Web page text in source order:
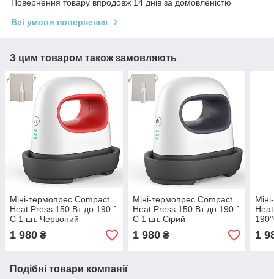
Повернення товару впродовж 14 днів за домовленістю
Всі умови повернення
З цим товаром також замовляють
Міні-термопрес Compact
Heat Press 150 Вт до 190 °
C 1 шт. Червоний
1 980 ₴
Міні-термопрес Compact
Heat Press 150 Вт до 190 °
C 1 шт. Сірий
1 980₴ 1
Подібні товари компанії